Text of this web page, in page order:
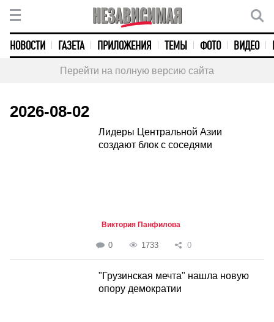
НОВОСТИ ГАЗЕТА ПРИЛОЖЕНИЯ ТЕМЫ ФОТО ВИДЕО
Перейти на полную версию сайта
2026-08-02
Лидеры Центральной Азии
создают блок с соседями
Виктория Панфилова
0 1733 0
"Грузинская мечта" нашла новую
опору демократии